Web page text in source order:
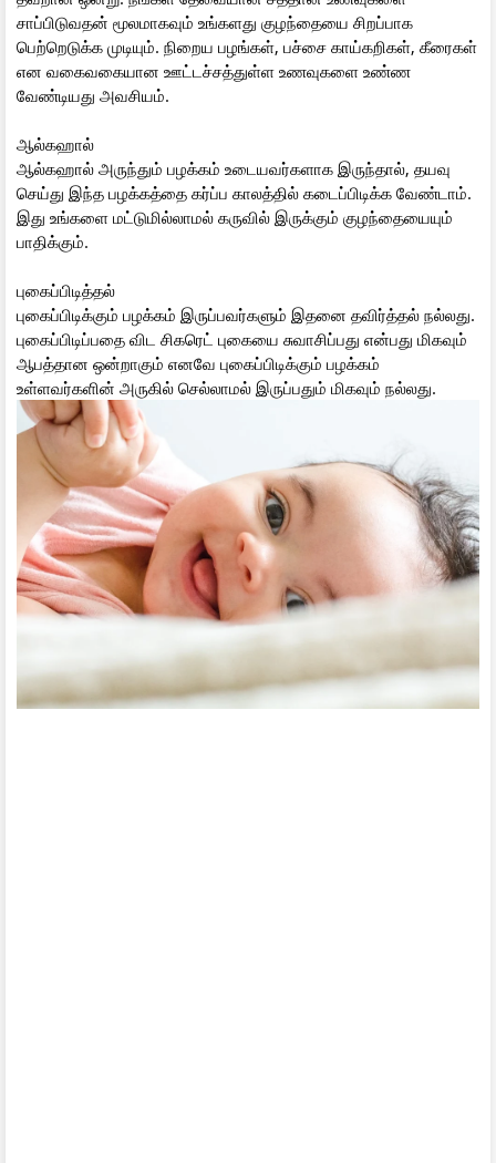
சாப்பிடுவதன் மூலமாகவும் உங்களது குழந்தையை சிறப்பாக
பெற்றெடுக்க முடியும். நிறைய பழங்கள், பச்சை காய்கறிகள், கீரைகள்
என வகைவகையான ஊட்டச்சத்துள்ள உணவுகளை உண்ண
வேண்டியது அவசியம்.
ஆல்கஹால்
ஆல்கஹால் அருந்தும் பழக்கம் உடையவர்களாக இருந்தால், தயவு
செய்து இந்த பழக்கத்தை கர்ப்ப காலத்தில் கடைப்பிடிக்க வேண்டாம்.
இது உங்களை மட்டுமில்லாமல் கருவில் இருக்கும் குழந்தையையும்
பாதிக்கும்.
புகைப்பிடித்தல்
புகைப்பிடிக்கும் பழக்கம் இருப்பவர்களும் இதனை தவிர்த்தல் நல்லது.
புகைப்பிடிப்பதை விட சிகரெட் புகையை சுவாசிப்பது என்பது மிகவும்
ஆபத்தான ஒன்றாகும் எனவே புகைப்பிடிக்கும் பழக்கம்
உள்ளவர்களின் அருகில் செல்லாமல் இருப்பதும் மிகவும் நல்லது.